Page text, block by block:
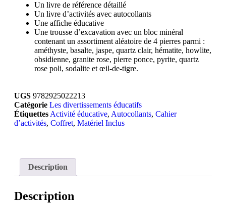
Un livre de référence détaillé
Un livre d’activités avec autocollants
Une affiche éducative
Une trousse d’excavation avec un bloc minéral
contenant un assortiment aléatoire de 4 pierres parmi :
améthyste, basalte, jaspe, quartz clair, hématite, howlite,
obsidienne, granite rose, pierre ponce, pyrite, quartz
rose poli, sodalite et œil-de-tigre.
UGS 9782925022213
Catégorie Les divertissements éducatifs
Étiquettes Activité éducative, Autocollants, Cahier
d’activités, Coffret, Matériel Inclus
Description
Description